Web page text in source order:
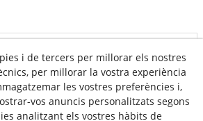
i de tercers per millorar els nostres
per millorar la vostra experiència
les vostres preferències i,
vos anuncis personalitzats segons
analitzant els vostres hàbits de